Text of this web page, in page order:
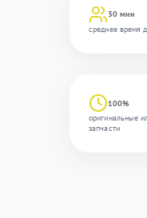
30 мин
среднее время
100%
оригинальные
запчасти